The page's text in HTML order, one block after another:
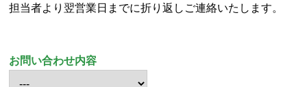
担当者より翌営業日までに折り返しご連絡いたします。
お問い合わせ内容